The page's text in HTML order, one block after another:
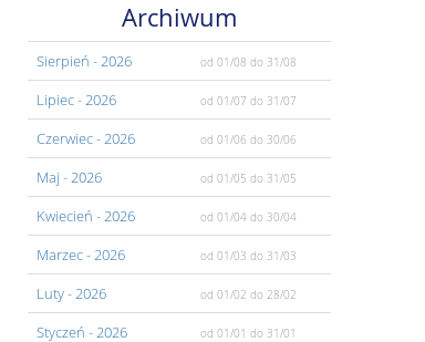
Archiwum
Sierpień - 2026 od 01/08 do 31/08
Lipiec- 2026 od 01/07 do 31/07
Czerwiec- 2026 od 01/06 do 30/06
Maj - 2026 od 01/05 do 31/05
Kwiecień - 2026 od 01/04 do 30/04
Marzec- 2026 od 01/03 do 31/03
Luty- 2026 od 01/02 do 28/02
Styczeń - 2026 od 01/01 do 31/01